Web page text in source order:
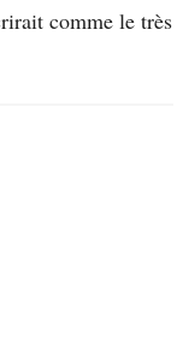
comme le très